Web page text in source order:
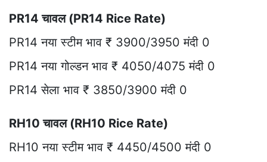
PR14 चावल (PR14 Rice Rate)
PR14 नया स्टीम भाव ₹ 3900/3950 मंदी 0
PR14 नया गोल्डन भाव ₹ 4050/4075 मंदी 0
PR14 सेला भाव ₹ 3850/3900 मंदी 0
RH10 चावल (RH10 Rice Rate)
RH10 नया स्टीम भाव ₹ 4450/4500 मंदी 0